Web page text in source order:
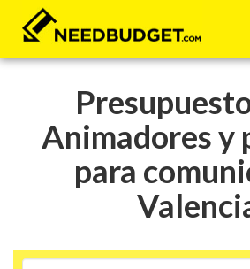
Animadores y
para